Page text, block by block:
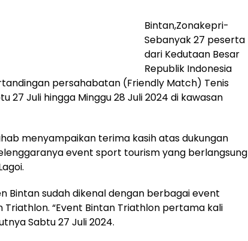
Bintan,Zonakepri-
Sebanyak 27 peserta
dari Kedutaan Besar
Republik Indonesia
persahabatan (Friendly Match) Tenis
27 Juli hingga Minggu 28 Juli 2024 di kawasan
menyampaikan terima kasih atas dukungan
event sport tourism yang berlangsung
Bintan sudah dikenal dengan berbagai event
“Event Bintan Triathlon pertama kali
Sabtu 27 Juli 2024.